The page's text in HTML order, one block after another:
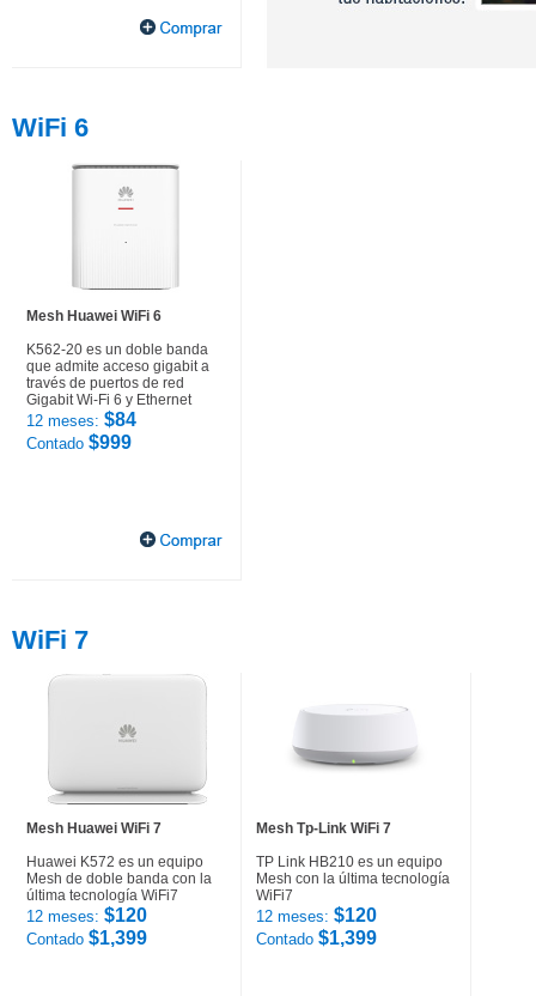
WiFi 6
Mesh Huawei WiFi 6
K562-20 es un doble banda
que admite acceso gigabit a
través de puertos de red
Gigabit Wi-Fi 6 y Ethernet
12 meses: $84
Contado $999
WiFi 7
Mesh Huawei WiFi 7
Huawei K572 es un equipo
Mesh de doble banda con la
última tecnología WiFi7
12 meses: $120
Contado $1,399
Mesh Tp-Link WiFi 7
TP Link HB210 es un equipo
Mesh con la última tecnología
WiFi7
12 meses: $120
Contado $1,399